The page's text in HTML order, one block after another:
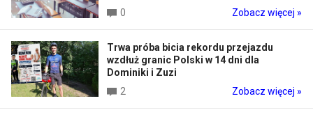
0
Zobacz więcej »
Trwa próba bicia rekordu przejazdu
wzdłuż granic Polski w 14 dni dla
Dominiki i Zuzi
2
Zobacz więcej »